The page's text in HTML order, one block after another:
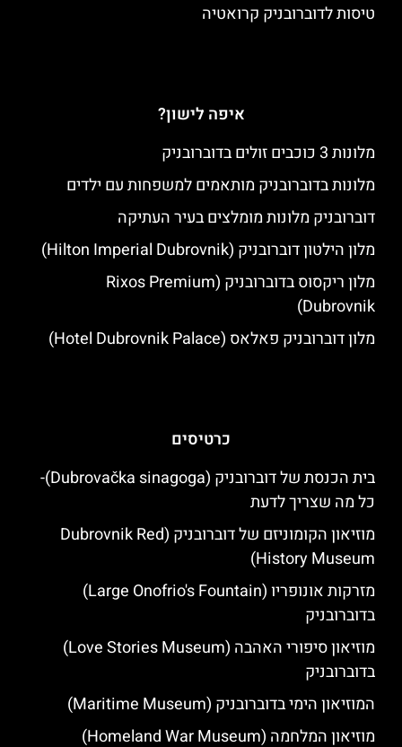
טיסות לדוברובניק קרואטיה
איפה לישון?
מלונות 3 כוכבים זולים בדוברובניק
מלונות בדוברובניק מותאמים למשפחות עם ילדים
דוברובניק מלונות מומלצים בעיר העתיקה
מלון הילטון דוברובניק (Hilton Imperial Dubrovnik)
מלון ריקסוס בדוברובניק (Rixos Premium
Dubrovnik)
מלון דוברובניק פאלאס (Hotel Dubrovnik Palace)
כרטיסים
בית הכנסת של דוברובניק (Dubrovačka sinagoga)-
כל מה שצריך לדעת
מוזיאון הקומוניזם של דוברובניק (Dubrovnik Red
History Museum)
מזרקות אונופריו (Large Onofrio's Fountain)
בדוברובניק
מוזיאון סיפורי האהבה (Love Stories Museum)
בדוברובניק
המוזיאון הימי בדוברובניק (Maritime Museum)
מוזיאון המלחמה (Homeland War Museum)